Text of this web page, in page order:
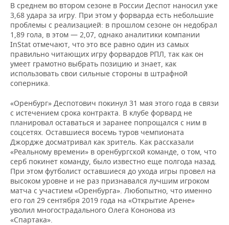
В среднем во втором сезоне в России Деспот наносил уже
3,68 удара за игру. При этом у форварда есть небольшие
проблемы с реализацией: в прошлом сезоне он недобрал
1,89 гола, в этом — 2,07, однако аналитики компании
InStat отмечают, что это все равно один из самых
правильно читающих игру форвардов РПЛ, так как он
умеет грамотно выбрать позицию и знает, как
использовать свои сильные стороны в штрафной
соперника.
«Оренбург» Деспотович покинул 31 мая этого года в связи
с истечением срока контракта. В клубе форвард не
планировал оставаться и заранее попрощался с ним в
соцсетях. Оставшиеся восемь туров чемпионата
Джордже досматривал как зритель. Как рассказали
«Реальному времени» в оренбургской команде, о том, что
серб покинет команду, было известно еще полгода назад.
При этом футболист оставшиеся до ухода игры провел на
высоком уровне и не раз признавался лучшим игроком
матча с участием «Оренбурга». Любопытно, что именно
его гол 29 сентября 2019 года на «Открытие Арене»
уволил многострадального Олега Кононова из
«Спартака».